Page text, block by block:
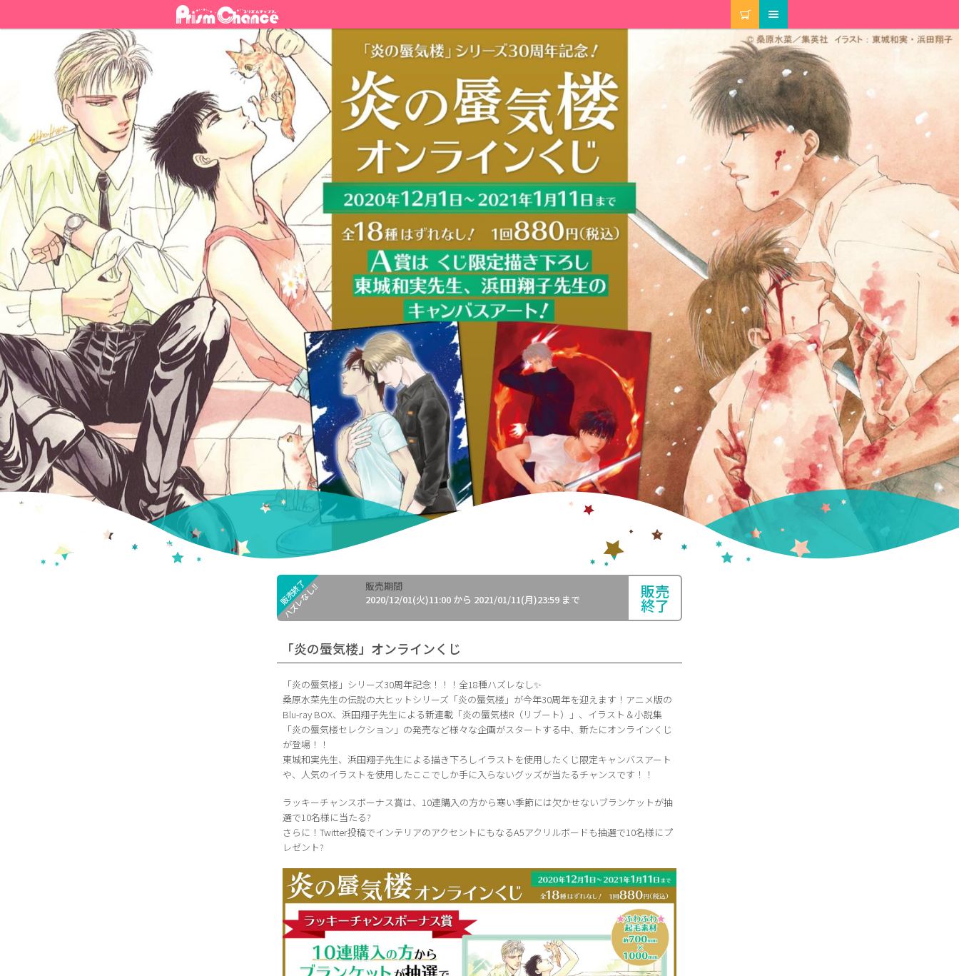
ナ
ビ
ン
へ
ス
キ
プ
コ
ン
ス
キ
ッ
プ
マイアカウント
注文履歴
当選履歴
ご利用ガイド
カート
販売終了
ハズレなし!!
販売期間
2020/12/01(火)11:00 から 2021/01/11(月)23:59 まで 販売
終了
「炎の蜃気楼」オンラインくじ
「炎の蜃気楼」シリーズ30周年記念！！！全18種ハズレなし✨
桑原水菜先生の伝説の大ヒットシリーズ「炎の蜃気楼」が今年30周年を迎えます！アニメ版の
Blu-ray BOX、浜田翔子先生による新連載「炎の蜃気楼R（リブート）」、イラスト＆小説集
「炎の蜃気楼セレクション」の発売など様々な企画がスタートする中、新たにオンラインくじ
が登場！！
東城和実先生、浜田翔子先生による描き下ろしイラストを使用したくじ限定キャンバスアート
や、人気のイラストを使用したここでしか手に入らないグッズが当たるチャンスです！！
ラッキーチャンスボーナス賞は、10連購入の方から寒い季節には欠かせないブランケットが抽
選で10名様に当たる?
さらに！Twitter投稿でインテリアのアクセントにもなるA5アクリルボードも抽選で10名様にプ
レゼント?